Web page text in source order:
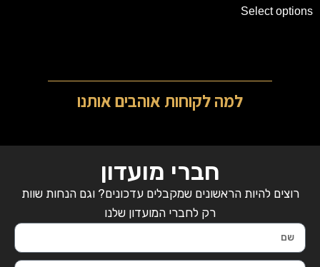
Select options
למה לקוחות אוהבים אותנו
חברי מועדון
רוצים להיות הראשונים שמקבלים עדכונים? וגם הנחות שוות
רק לחברי המועדון שלנו